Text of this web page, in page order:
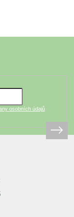
osobních údajů